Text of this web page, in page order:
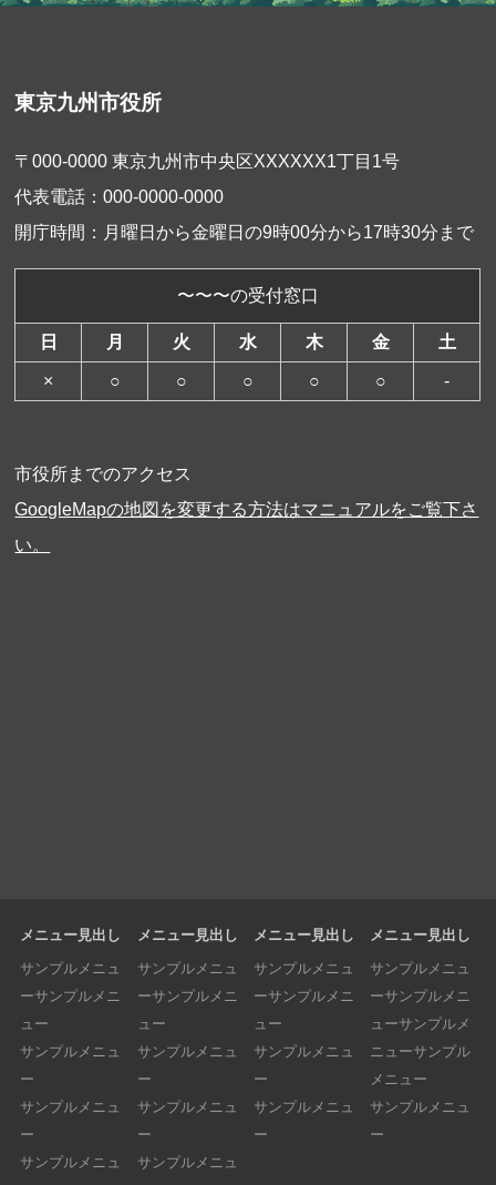
東京九州市役所
〒000-0000 東京九州市中央区XXXXXX1丁目1号
代表電話：000-0000-0000
開庁時間：月曜日から金曜日の9時00分から17時30分まで
〜〜〜の受付窓口
日 月 火 水 木 金 土
× ○ ○ ○ ○ ○ -
市役所までのアクセス
GoogleMapの地図を変更する方法はマニュアルをご覧下さ
い。
メニュー見出し
サンプルメニュ
ーサンプルメニ
ュー
サンプルメニュ
ー
サンプルメニュ
ー
サンプルメニュ
メニュー見出し
サンプルメニュ
ーサンプルメニ
ュー
サンプルメニュ
ー
サンプルメニュ
ー
サンプルメニュ
メニュー見出し
サンプルメニュ
ーサンプルメニ
ュー
サンプルメニュ
ー
サンプルメニュ
ー
メニュー見出し
サンプルメニュ
ーサンプルメニ
ューサンプルメ
ニューサンプル
メニュー
サンプルメニュ
ー